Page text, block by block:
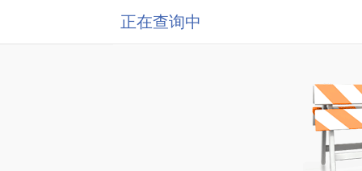
正在查询中